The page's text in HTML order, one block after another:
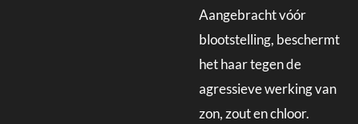
Aangebracht vóór
blootstelling, beschermt
het haar tegen de
agressieve werking van
zon, zout en chloor.